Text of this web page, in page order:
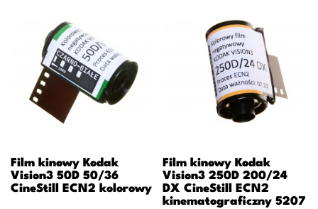
Film kinowy Kodak
Vision3 50D 50/36
CineStill ECN2 kolorowy
Film kinowy Kodak
Vision3 250D 200/24
DX CineStill ECN2
kinematograficzny 5207